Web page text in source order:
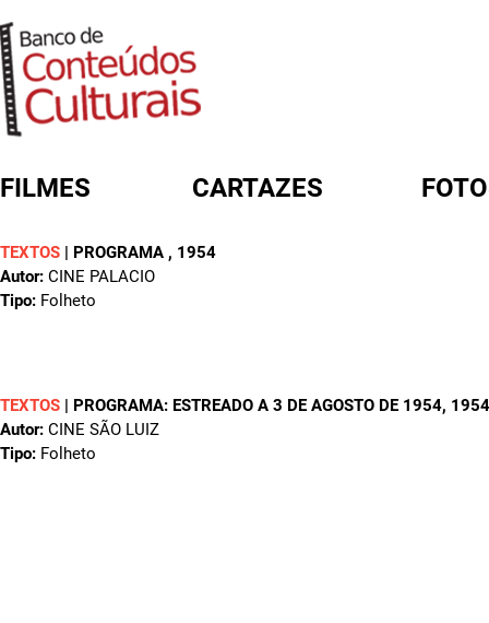
FILMES CARTAZES
TEXTOS | PROGRAMA , 1954
Autor: CINE PALACIO
Tipo: Folheto
TEXTOS | PROGRAMA: ESTREADO A 3 DE AGOSTO DE 1954, 1954
Autor: CINE SÃO LUIZ
Tipo: Folheto
FORMULÁRIO DE BUSCA